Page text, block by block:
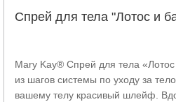
Спрей для тела "Лотос и
Mary Kay® Спрей для тела
из шагов системы по уходу за
вашему телу красивый шлейф.